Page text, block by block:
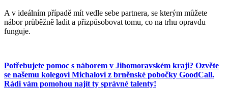
A v ideálním případě mít vedle sebe partnera, se kterým můžete
nábor průběžně ladit a přizpůsobovat tomu, co na trhu opravdu
funguje.
Potřebujete pomoc s náborem v Jihomoravském kraji? Ozvěte
se našemu kolegovi Michalovi z brněnské pobočky GoodCall.
Rádi vám pomohou najít ty správné talenty!